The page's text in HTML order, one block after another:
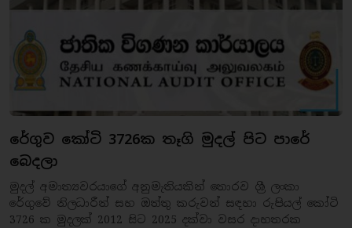
රේගුව කෝටි 3726ක තෑගි මුදල් පිට පාරේ
බෙදලා
මුදල් අමාත්‍යවරයාගේ අනුමැතියකින් තොරව ශ්‍රී ලංකා
රේගුවේ නිලධාරීන් සහ ඔත්තු කරුවන් සඳහා රුපියල් කෝටි
3726 ක මුදලක් 2012 සිට 2025 දක්වා වසර දාහතරක